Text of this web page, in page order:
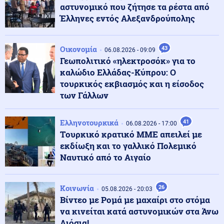
σορό του πατέρα του σε καταψύκτη – Αφέθηκε
ελεύθερος
Κοινωνία
Νέο αεροδρόμιο Καστελλίου: Συμφωνία 105,2 εκατ.
ευρώ για τον αεροναυτιλιακό εξοπλισμό
Κόσμος 07.08.2026 - 15:12
Υπογραφή κοινής αμυντικής συμφωνίας από
Σαουδική Αραβία, Τουρκία και Πακιστάν
07.08.2026 - 15:08
ΞΕΠΕΣΜΟΣ ΣΤΗΝ ΑΛΕΞΑΝΔΡΟΥΠΟΛΗ! Τούρκοι
αστυνομικοί κάνουν τσαμπουκά σε Έλληνες πολίτες
Κοινωνία 07.08.2026 - 14:52
«Άλμα» 26,3% στις εξαγωγές τον Ιούνιο – Μειώθηκε το
εμπορικό έλλειμμα
αστυνομικό που ζήτησε τα ρέστα από
Έλληνες εντός Αλεξανδρούπολης
Οικονομία 06.08.2026 - 09:09 43
Γεωπολιτικό «ηλεκτροσόκ» για το
καλώδιο Ελλάδας-Κύπρου: Ο
τουρκικός εκβιασμός και η είσοδος
των Γάλλων
Ελληνοτουρκικά 06.08.2026 - 17:00 41
Tουρκικό κρατικό ΜΜΕ απειλεί με
εκδίωξη και το γαλλικό Πολεμικό
Ναυτικό από το Αιγαίο
Κοινωνία 05.08.2026 - 20:03 26
Βίντεο με Ρομά με μαχαίρι στο στόμα
να κινείται κατά αστυνομικών στα Άνω